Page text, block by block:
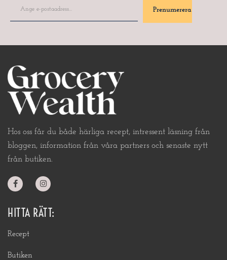
Hos oss får du både härliga recept, intressent läsning från
bloggen, information från våra partners och senaste nytt
från butiken.
HITTA RÄTT:
Recept
Butiken